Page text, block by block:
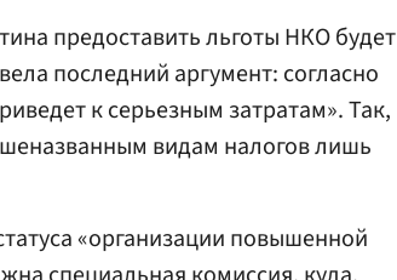
предоставить льготы НКО будет
последний аргумент: согласно
к серьезным затратам». Так,
видам налогов лишь
«организации повышенной